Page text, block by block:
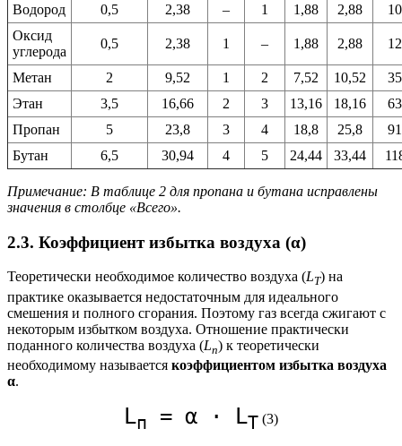
Водород 0,5 2,38 – 1 1,88 2,88
Оксид
углерода
0,5 2,38 1 – 1,88 2,88
Метан 2 9,52 1 2 7,52 10,52
Этан
3,5 16,66 2 3 13,16 18,16
Пропан
5 23,8 3 4 18,8 25,8
Бутан
6,5 30,94 4 5 24,44 33,44
Примечание: В таблице 2 для пропана и бутана исправлены
значения в столбце «Всего».
2.3. Коэффициент избытка воздуха (α)
Теоретически необходимое количество воздуха (LT) на
практике оказывается недостаточным для идеального
смешения и полного сгорания. Поэтому газ всегда сжигают с
некоторым избытком воздуха. Отношение практически
поданного количества воздуха (Lп) к теоретически
необходимому называется коэффициентом избытка воздуха
α.
Lп = α · LT (3)